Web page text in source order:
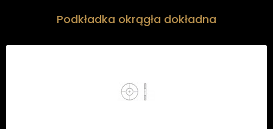
Podkładka okrągła dokładna